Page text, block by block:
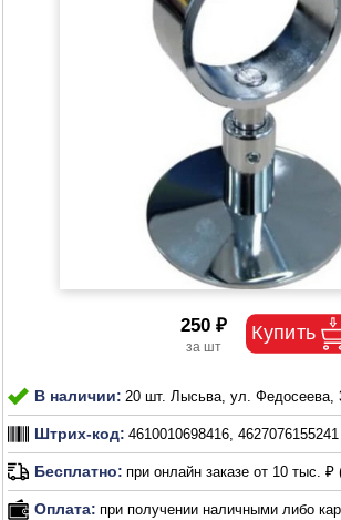
250 ₽
В наличии: 20 шт. Лысьва, ул. Федосеева,
Штрих-код: 4610010698416, 4627076155241
Бесплатно: при онлайн заказе от 10 тыс. ₽
Оплата: при получении наличными либо